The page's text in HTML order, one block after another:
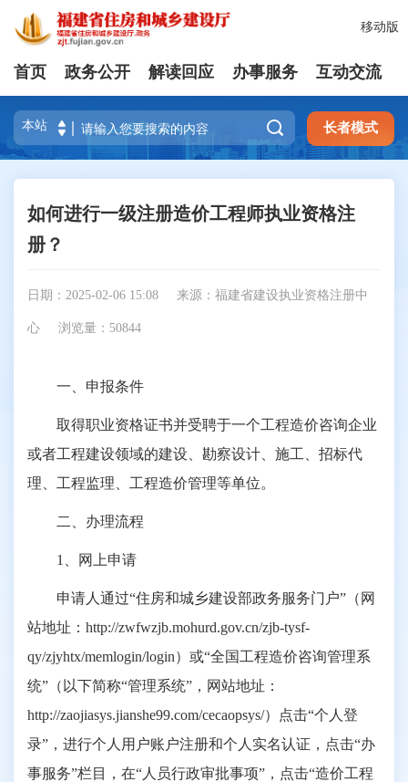
移动版
首页 政务公开 解读回应 办事服务 互动交流
 长者模式
如何进行一级注册造价工程师执业资格注
册？
日期：2025-02-06 15:08 来源：福建省建设执业资格注册中
心 浏览量： 50844
一、申报条件
取得职业资格证书并受聘于一个工程造价咨询企业
或者工程建设领域的建设、勘察设计、施工、招标代
理、工程监理、工程造价管理等单位。
二、办理流程
1、网上申请
申请人通过“住房和城乡建设部政务服务门户”（网
站地址：http://zwfwzjb.mohurd.gov.cn/zjb-tysf-
qy/zjyhtx/memlogin/login）或“全国工程造价咨询管理系
统”（以下简称“管理系统”，网站地址：
http://zaojiasys.jianshe99.com/cecaopsys/）点击“个人登
录”，进行个人用户账户注册和个人实名认证，点击“办
事服务”栏目，在“人员行政审批事项”，点击“造价工程